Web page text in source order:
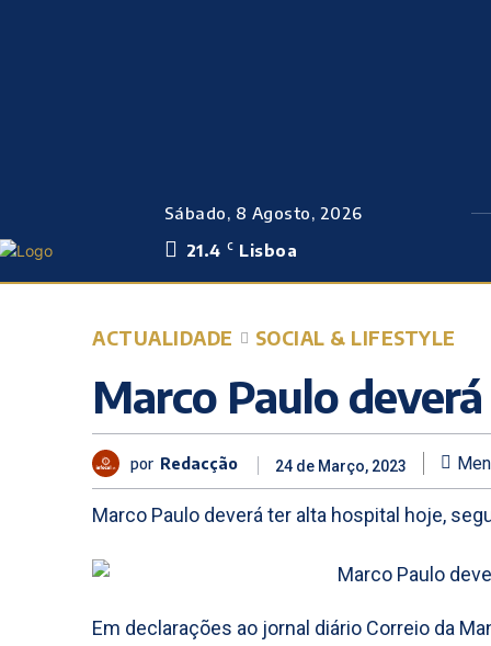
Sábado, 8 Agosto, 2026
21.4 C Lisboa
ACTUALIDADE SOCIAL & LIFESTYLE
Marco Paulo
por Redacção 24 de Março, 2023
Marco Paulo deverá ter alta hospital hoje,
Em declarações ao jornal diário Correio da